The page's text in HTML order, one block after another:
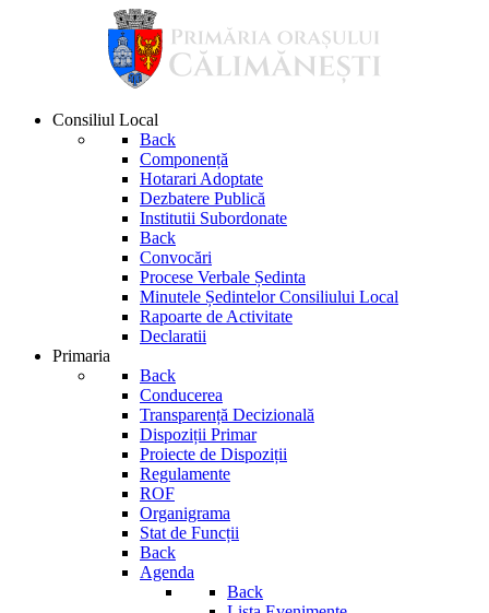
Consiliul Local
Back
Componență
Hotarari Adoptate
Dezbatere Publică
Institutii Subordonate
Back
Convocări
Procese Verbale Ședinta
Minutele Ședintelor Consiliului Local
Rapoarte de Activitate
Declaratii
Primaria
Back
Conducerea
Transparență Decizională
Dispoziții Primar
Proiecte de Dispoziții
Regulamente
ROF
Organigrama
Stat de Funcții
Back
Agenda
Back